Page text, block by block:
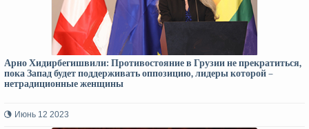
Арно Хидирбегишвили: Противостояние в Грузии не прекратиться,
пока Запад будет поддерживать оппозицию, лидеры которой –
нетрадиционные женщины
Июнь 12 2023